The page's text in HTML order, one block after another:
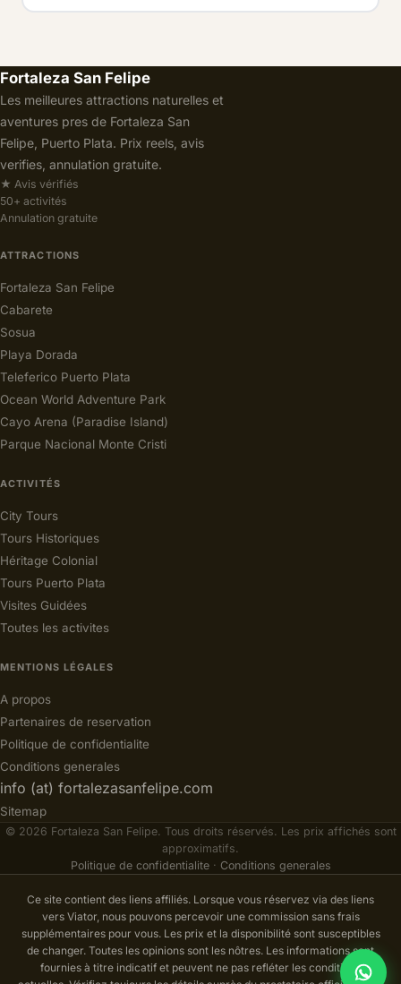
Fortaleza San Felipe
Les meilleures attractions naturelles et
aventures pres de Fortaleza San
Felipe, Puerto Plata. Prix reels, avis
verifies, annulation gratuite.
★ Avis vérifiés
50+ activités
Annulation gratuite
ATTRACTIONS
Fortaleza San Felipe
Cabarete
Sosua
Playa Dorada
Teleferico Puerto Plata
Ocean World Adventure Park
Cayo Arena (Paradise Island)
Parque Nacional Monte Cristi
ACTIVITÉS
City Tours
Tours Historiques
Héritage Colonial
Tours Puerto Plata
Visites Guidées
Toutes les activites
MENTIONS LÉGALES
A propos
Partenaires de reservation
Politique de confidentialite
Conditions generales
info (at) fortalezasanfelipe.com
Sitemap
© 2026 Fortaleza San Felipe. Tous droits réservés. Les prix affichés sont
approximatifs.
Politique de confidentialite· Conditions generales
Ce site contient des liens affiliés. Lorsque vous réservez via des liens
vers Viator, nous pouvons percevoir une commission sans frais
supplémentaires pour vous. Les prix et la disponibilité sont susceptibles
de changer. Toutes les opinions sont les nôtres. Les informations sont
fournies à titre indicatif et peuvent ne pas refléter les conditions